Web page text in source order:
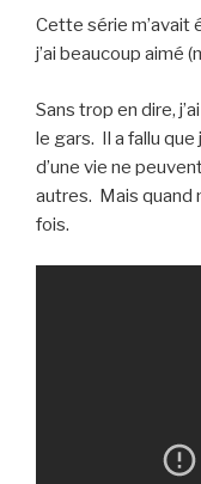
Cette série m’avait
j’ai beaucoup aimé
Sans trop en dire,
le gars. Il a fallu
d’une vie ne
autres. Mais quand
fois.